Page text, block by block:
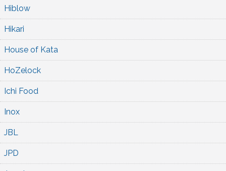
Hiblow
Hikari
House of Kata
HoZelock
Ichi Food
Inox
JBL
JPD